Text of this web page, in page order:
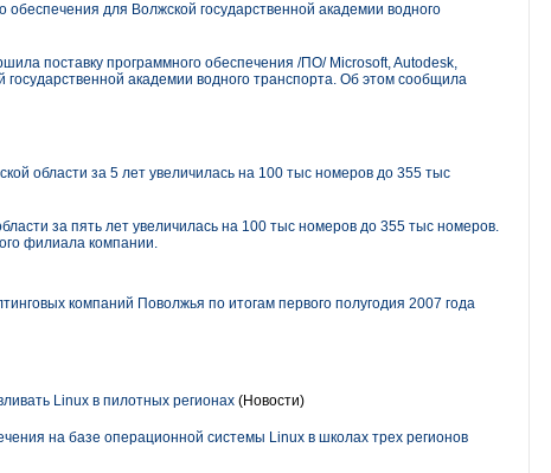
для Волжской государственной академии водного
поставку программного обеспечения /ПО/ Microsoft, Autodesk,
академии водного транспорта. Об этом сообщила
области за 5 лет увеличилась на 100 тыс номеров до 355 тыс
за пять лет увеличилась на 100 тыс номеров до 355 тыс номеров.
филиала компании.
компаний Поволжья по итогам первого полугодия 2007 года
Linux в пилотных регионах (Новости)
на базе операционной системы Linux в школах трех регионов